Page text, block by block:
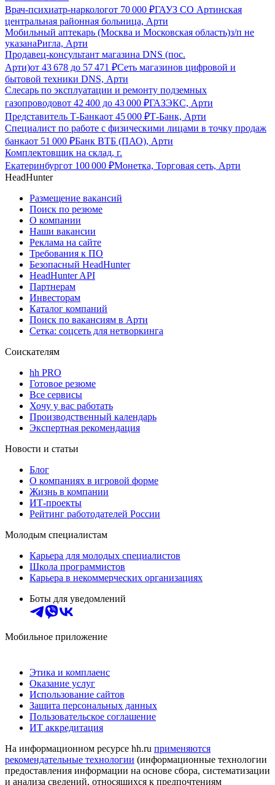
Врач-психиатр-наркологот 70 000 ₽ГАУЗ СО Артинская
центральная районная больница, Арти
Мобильный аптекарь (Москва и Московская область)з/п не
указанаРигла, Арти
Продавец-консультант магазина DNS (пос.
Арти)от 43 678 до 57 471 ₽Сеть магазинов цифровой и
бытовой техники DNS, Арти
Слесарь по эксплуатации и ремонту подземных
газопроводовот 42 400 до 43 000 ₽ГАЗЭКС, Арти
Представитель Т-Банкаот 45 000 ₽Т-Банк, Арти
Специалист по работе с физическими лицами в точку продаж
банкаот 51 000 ₽Банк ВТБ (ПАО), Арти
Комплектовщик на склад, г.
Екатеринбургот 100 000 ₽Монетка, Торговая сеть, Арти
HeadHunter
Размещение вакансий
Поиск по резюме
О компании
Наши вакансии
Реклама на сайте
Требования к ПО
Безопасный HeadHunter
HeadHunter API
Партнерам
Инвесторам
Каталог компаний
Поиск по вакансиям в Арти
Сетка: соцсеть для нетворкинга
Соискателям
hh PRO
Готовое резюме
Все сервисы
Хочу у вас работать
Производственный календарь
Экспертная рекомендация
Новости и статьи
Блог
О компаниях в игровой форме
Жизнь в компании
ИТ-проекты
Рейтинг работодателей России
Молодым специалистам
Карьера для молодых специалистов
Школа программистов
Карьера в некоммерческих организациях
Боты для уведомлений
Мобильное приложение
Этика и комплаенс
Оказание услуг
Использование сайтов
Защита персональных данных
Пользовательское соглашение
ИТ аккредитация
На информационном ресурсе hh.ru применяются
рекомендательные технологии (информационные технологии
предоставления информации на основе сбора, систематизации
и анализа сведений, относящихся к предпочтениям